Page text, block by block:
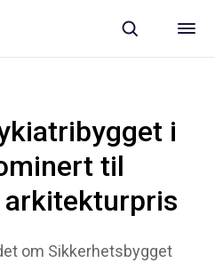
i
til
om Sikkerhetsbygget